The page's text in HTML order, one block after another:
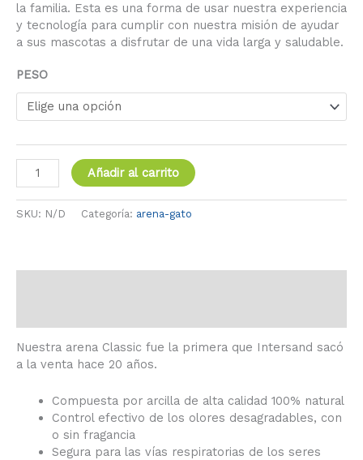
la familia. Esta es una forma de usar nuestra experiencia
y tecnología para cumplir con nuestra misión de ayudar
a sus mascotas a disfrutar de una vida larga y saludable.
PESO
Añadir al carrito
SKU: N/D Categoría: arena-gato
Nuestra arena Classic fue la primera que Intersand sacó
a la venta hace 20 años.
Compuesta por arcilla de alta calidad 100% natural
Control efectivo de los olores desagradables, con
o sin fragancia
Segura para las vías respiratorias de los seres